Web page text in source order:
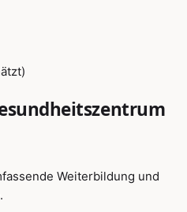
Weiterbildung und